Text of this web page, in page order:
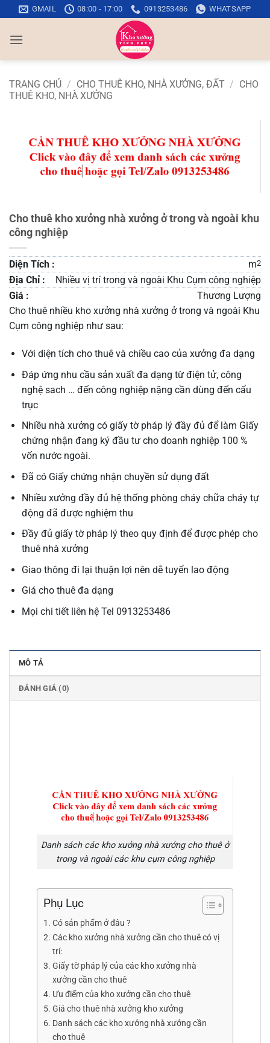
qua
nội
GMAIL 08:00 - 17:00 0913253486 WHATSAPP
TRANG CHỦ / CHO THUÊ KHO, NHÀ XƯỞNG, ĐẤT / CHO
THUÊ KHO, NHÀ XƯỞNG
Cho thuê kho xưởng nhà xưởng ở trong và ngoài khu
công nghiệp
Diện Tích : m2
Địa Chỉ :
Nhiều vị trí trong và ngoài Khu Cụm công nghiệp
Giá :
Thương Lượng
Cho thuê nhiều kho xưởng nhà xưởng ở trong và ngoài Khu
Cụm công nghiệp như sau:
Với diện tích cho thuê và chiều cao của xưởng đa dạng
Đáp ứng nhu cầu sản xuất đa dạng từ điện tử, công
nghệ sach … đến công nghiệp nặng cần dùng đến cẩu
trục
Nhiều nhà xưởng có giấy tờ pháp lý đầy đủ để làm Giấy
chứng nhận đang ký đầu tư cho doanh nghiệp 100 %
vốn nước ngoài.
Đã có Giấy chứng nhận chuyền sử dụng đất
Nhiều xưởng đầy đủ hệ thống phòng cháy chữa cháy tự
động đã được nghiệm thu
Đầy đủ giấy tờ pháp lý theo quy định để được phép cho
thuê nhà xưởng
Giao thông đi lại thuận lợi nên dễ tuyển lao động
Giá cho thuê đa dạng
Mọi chi tiết liên hệ Tel 0913253486
MÔ TẢ
ĐÁNH GIÁ (0)
Danh sách các kho xưởng nhà xưởng cho thuê ở
trong và ngoài các khu cụm công nghiệp
Phụ Lục
Có sản phẩm ở đâu ?
Các kho xưởng nhà xưởng cần cho thuê có vị
trí:
Giấy tờ pháp lý của các kho xưởng nhà
xưởng cần cho thuê
Ưu điểm của kho xưởng cần cho thuê
Giá cho thuê nhà xưởng kho xưởng
Danh sách các kho xưởng nhà xưởng cần
cho thuê